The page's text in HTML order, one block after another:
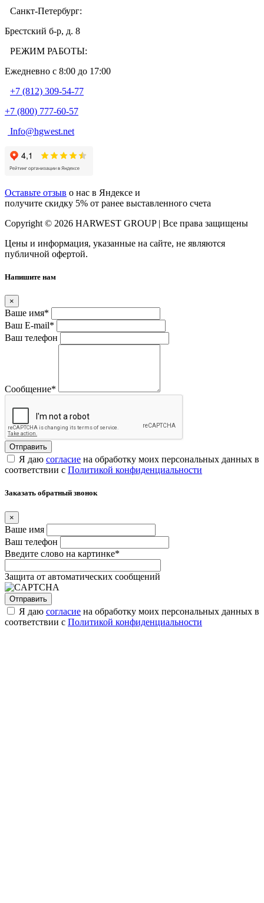
Санкт-Петербург:
Брестский б-р, д. 8
РЕЖИМ РАБОТЫ:
Ежедневно c 8:00 до 17:00
+7 (812) 309-54-77
+7 (800) 777-60-57
Info@hgwest.net
Оставьте отзыв о нас в Яндексе и
получите скидку 5% от ранее выставленного счета
Copyright © 2026 HARWEST GROUP | Все права защищены
Цены и информация, указанные на сайте, не являются
публичной офертой.
Напишите нам
×
Ваше имя*
Ваш E-mail*
Ваш телефон
Сообщение*
Я даю согласие на обработку моих персональных данных в
соответствии с Политикой конфиденциальности
Заказать обратный звонок
×
Ваше имя
Ваш телефон
Введите слово на картинке*
Защита от автоматических сообщений
Я даю согласие на обработку моих персональных данных в
соответствии с Политикой конфиденциальности